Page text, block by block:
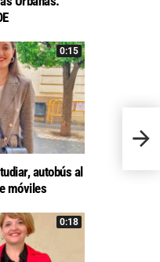
0:15
autobús al
móviles
0:18